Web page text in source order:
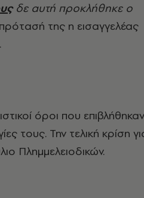
δε αυτή προκλήθηκε ο
της η εισαγγελέας
.
όροι που επιβλήθηκαν
τους. Την τελική κρίση
Πλημμελειοδικών.